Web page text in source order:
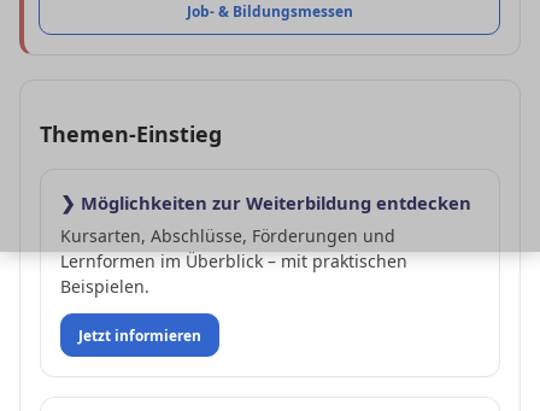
Job- & Bildungs­messen
Themen-Einstieg
❯ Möglichkeiten zur Weiterbildung entdecken
Kursarten, Abschlüsse, Förderungen und
Lernformen im Überblick – mit praktischen
Beispielen.
Jetzt informieren